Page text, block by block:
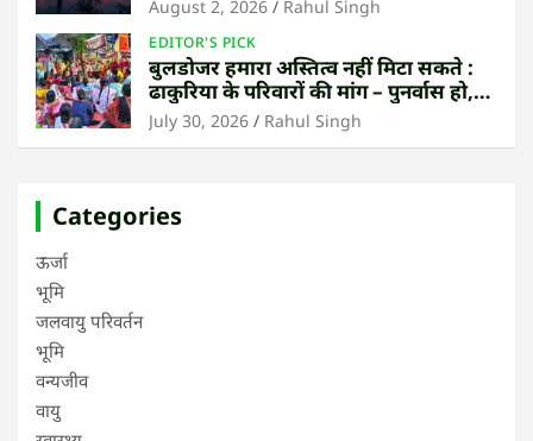
August 2, 2026 Rahul Singh
EDITOR'S PICK
बुलडोजर हमारा अस्तित्व नहीं मिटा सकते :
ढाकुरिया के परिवारों की मांग – पुनर्वास हो,
बेदखली नहीं
July 30, 2026 Rahul Singh
Categories
ऊर्जा
भूमि
जलवायु परिवर्तन
भूमि
वन्यजीव
वायु